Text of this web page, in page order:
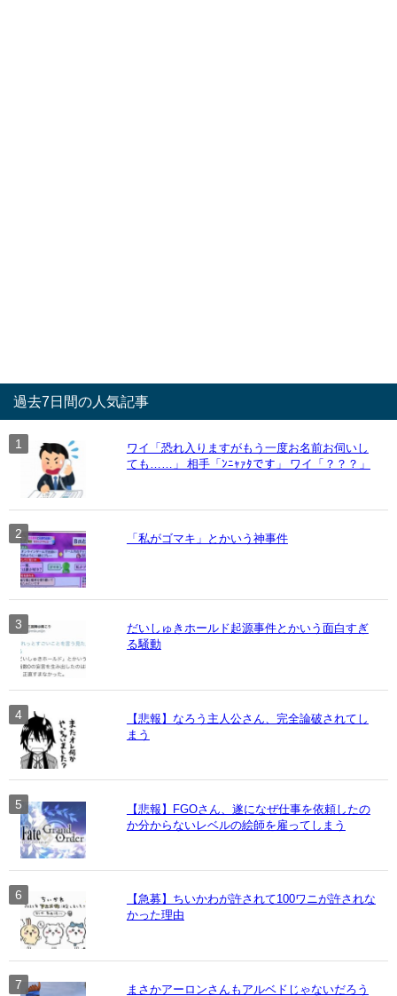
過去7日間の人気記事
ワイ「恐れ入りますがもう一度お名前お伺いし
ても……」 相手「ﾝﾆｬｧﾀです」 ワイ「？？？」
「私がゴマキ」とかいう神事件
だいしゅきホールド起源事件とかいう面白すぎ
る騒動
【悲報】なろう主人公さん、完全論破されてし
まう
【悲報】FGOさん、遂になぜ仕事を依頼したの
か分からないレベルの絵師を雇ってしまう
【急募】ちいかわが許されて100ワニが許されな
かった理由
まさかアーロンさんもアルベドじゃないだろう